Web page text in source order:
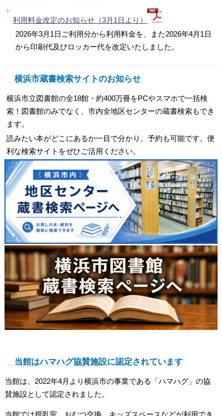
利用料金改定のお知らせ（3月1日より）
2026年3月1日ご利用分から利用料金を、また2026年4月1日
から印刷代及びロッカー代を改定いたしました。
横浜市蔵書検索サイトのお知らせ
横浜市立図書館の全18館・約400万冊をPCやスマホで一括検
索！図書館のみでなく、市内全地区センターの蔵書検索もでき
ます。
読みたい本がどこにあるか一目で分かり、予約も可能です。便
利な検索サイトをぜひご活用ください。
当館はハマハグ協賛施設に認定されています
当館は、2022年4月より横浜市の事業である「ハマハグ」の協
賛施設として認定されました。
当館では授乳室、おむつ交換、キッズスペースなどが利用でき